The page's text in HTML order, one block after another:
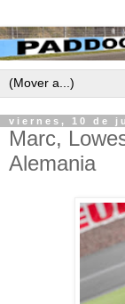
viernes, 10 de
Marc,
Alemania